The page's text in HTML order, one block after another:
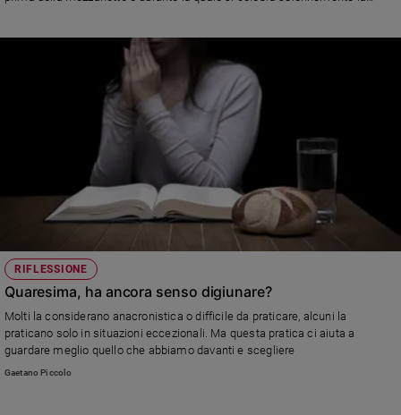
RIFLESSIONE
Quaresima, ha ancora senso digiunare?
Molti la considerano anacronistica o difficile da praticare, alcuni la
praticano solo in situazioni eccezionali. Ma questa pratica ci aiuta a
guardare meglio quello che abbiamo davanti e scegliere
Gaetano Piccolo